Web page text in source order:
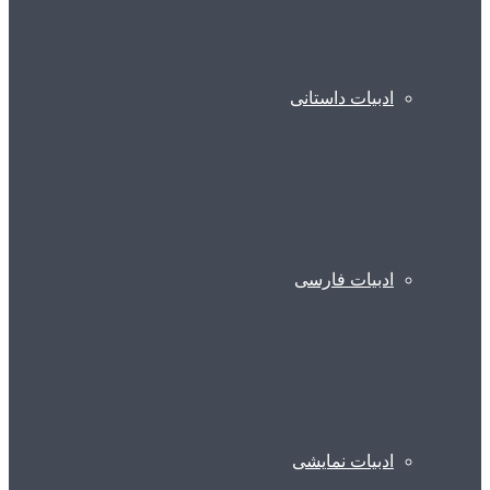
ادبیات داستانی
ادبیات فارسی
ادبیات نمایشی